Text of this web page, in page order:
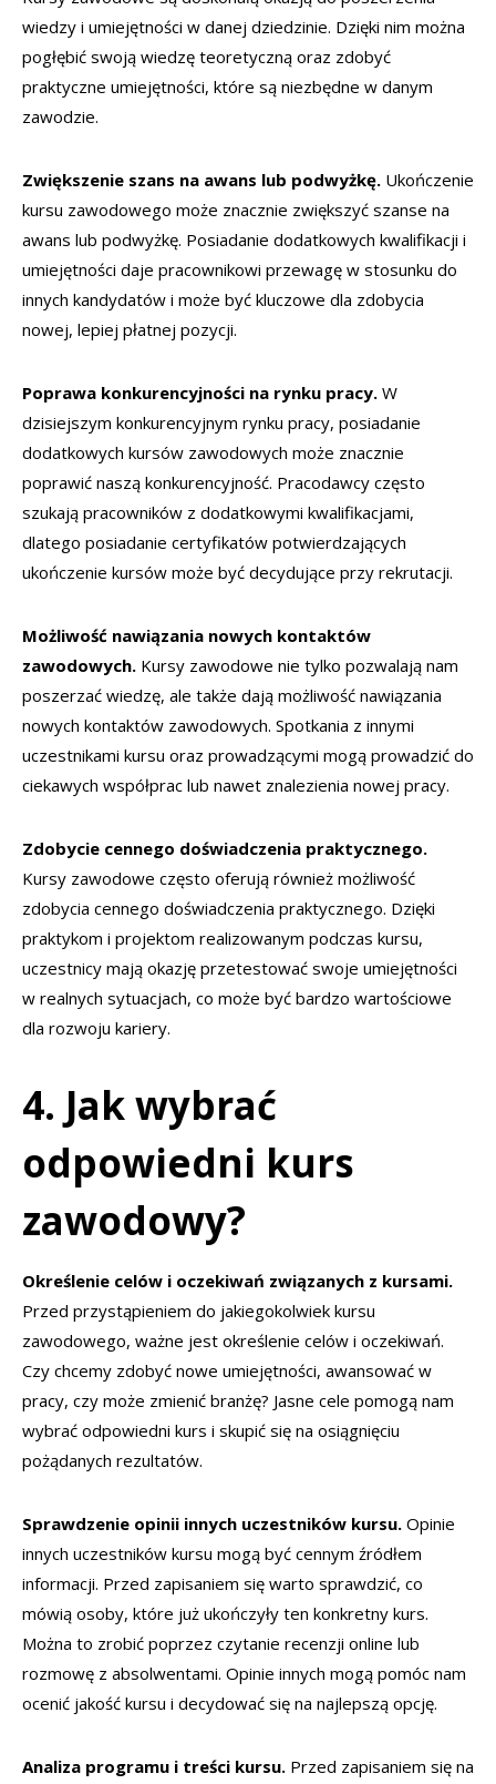
wiedzy i umiejętności w danej dziedzinie. Dzięki nim można
pogłębić swoją wiedzę teoretyczną oraz zdobyć
praktyczne umiejętności, które są niezbędne w danym
zawodzie.
Zwiększenie szans na awans lub podwyżkę. Ukończenie
kursu zawodowego może znacznie zwiększyć szanse na
awans lub podwyżkę. Posiadanie dodatkowych kwalifikacji i
umiejętności daje pracownikowi przewagę w stosunku do
innych kandydatów i może być kluczowe dla zdobycia
nowej, lepiej płatnej pozycji.
Poprawa konkurencyjności na rynku pracy. W
dzisiejszym konkurencyjnym rynku pracy, posiadanie
dodatkowych kursów zawodowych może znacznie
poprawić naszą konkurencyjność. Pracodawcy często
szukają pracowników z dodatkowymi kwalifikacjami,
dlatego posiadanie certyfikatów potwierdzających
ukończenie kursów może być decydujące przy rekrutacji.
Możliwość nawiązania nowych kontaktów
zawodowych. Kursy zawodowe nie tylko pozwalają nam
poszerzać wiedzę, ale także dają możliwość nawiązania
nowych kontaktów zawodowych. Spotkania z innymi
uczestnikami kursu oraz prowadzącymi mogą prowadzić do
ciekawych współprac lub nawet znalezienia nowej pracy.
Zdobycie cennego doświadczenia praktycznego.
Kursy zawodowe często oferują również możliwość
zdobycia cennego doświadczenia praktycznego. Dzięki
praktykom i projektom realizowanym podczas kursu,
uczestnicy mają okazję przetestować swoje umiejętności
w realnych sytuacjach, co może być bardzo wartościowe
dla rozwoju kariery.
4. Jak wybrać
odpowiedni kurs
zawodowy?
Określenie celów i oczekiwań związanych z kursami.
Przed przystąpieniem do jakiegokolwiek kursu
zawodowego, ważne jest określenie celów i oczekiwań.
Czy chcemy zdobyć nowe umiejętności, awansować w
pracy, czy może zmienić branżę? Jasne cele pomogą nam
wybrać odpowiedni kurs i skupić się na osiągnięciu
pożądanych rezultatów.
Sprawdzenie opinii innych uczestników kursu. Opinie
innych uczestników kursu mogą być cennym źródłem
informacji. Przed zapisaniem się warto sprawdzić, co
mówią osoby, które już ukończyły ten konkretny kurs.
Można to zrobić poprzez czytanie recenzji online lub
rozmowę z absolwentami. Opinie innych mogą pomóc nam
ocenić jakość kursu i decydować się na najlepszą opcję.
Analiza programu i treści kursu. Przed zapisaniem się na